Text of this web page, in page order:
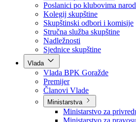
Skupština BPK Goražde
Rukovodstvo
Poslanici po strankama
Poslanici po klubovima naroda
Kolegij skupštine
Skupštinski odbori i komisije
Stručna služba skupštine
Nadležnosti
Sjednice skupštine
Vlada
Vlada BPK Goražde
Premijer
Članovi Vlade